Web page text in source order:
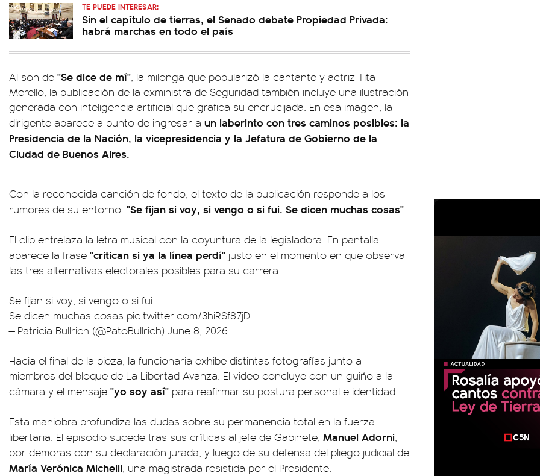
TE PUEDE INTERESAR:
Sin el capítulo de tierras, el Senado debate Propiedad Privada:
habrá marchas en todo el país
Al son de "Se dice de mí", la milonga que popularizó la cantante y actriz Tita
Merello, la publicación de la exministra de Seguridad también incluye una ilustración
generada con inteligencia artificial que grafica su encrucijada. En esa imagen, la
dirigente aparece a punto de ingresar a un laberinto con tres caminos posibles: la
Presidencia de la Nación, la vicepresidencia y la Jefatura de Gobierno de la
Ciudad de Buenos Aires.
Con la reconocida canción de fondo, el texto de la publicación responde a los
rumores de su entorno: "Se fijan si voy, si vengo o si fui. Se dicen muchas cosas".
El clip entrelaza la letra musical con la coyuntura de la legisladora. En pantalla
aparece la frase "critican si ya la línea perdí" justo en el momento en que observa
las tres alternativas electorales posibles para su carrera.
Se fijan si voy, si vengo o si fui
Se dicen muchas cosas pic.twitter.com/3hiRSf87jD
— Patricia Bullrich (@PatoBullrich) June 8, 2026
Hacia el final de la pieza, la funcionaria exhibe distintas fotografías junto a
miembros del bloque de La Libertad Avanza. El video concluye con un guiño a la
cámara y el mensaje "yo soy así" para reafirmar su postura personal e identidad.
Esta maniobra profundiza las dudas sobre su permanencia total en la fuerza
libertaria. El episodio sucede tras sus críticas al jefe de Gabinete, Manuel Adorni,
por demoras con su declaración jurada, y luego de su defensa del pliego judicial de
María Verónica Michelli, una magistrada resistida por el Presidente.